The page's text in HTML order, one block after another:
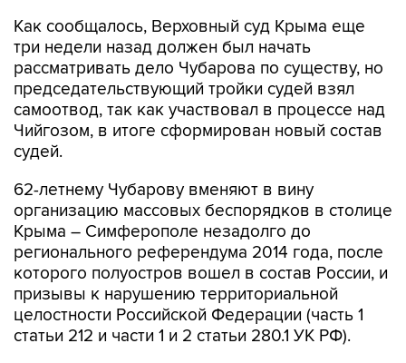
Как сообщалось, Верховный суд Крыма еще
три недели назад должен был начать
рассматривать дело Чубарова по существу, но
председательствующий тройки судей взял
самоотвод, так как участвовал в процессе над
Чийгозом, в итоге сформирован новый состав
судей.
62-летнему Чубарову вменяют в вину
организацию массовых беспорядков в столице
Крыма – Симферополе незадолго до
регионального референдума 2014 года, после
которого полуостров вошел в состав России, и
призывы к нарушению территориальной
целостности Российской Федерации (часть 1
статьи 212 и части 1 и 2 статьи 280.1 УК РФ).